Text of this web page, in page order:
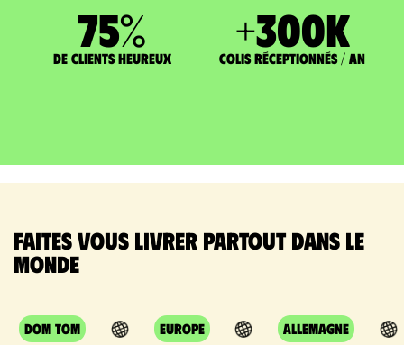
75%
de clients heureux
+300K
Colis réceptionnés / an
Faites vous livrer partout dans le
monde
DOM TOM Europe Allemagne